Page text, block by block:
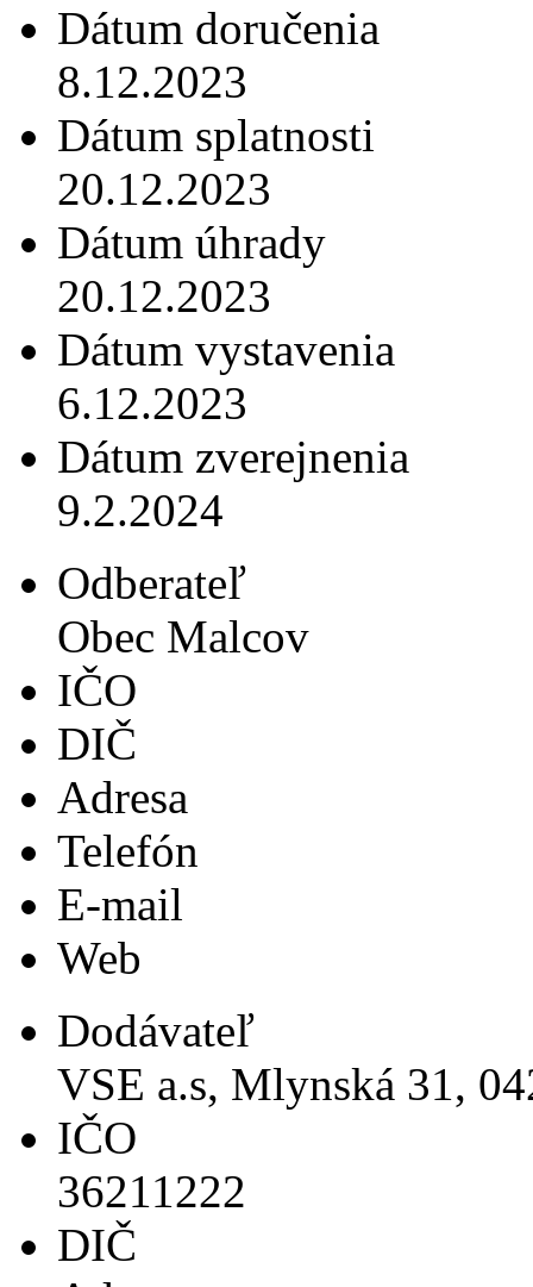
Dátum doručenia
8.12.2023
Dátum splatnosti
20.12.2023
Dátum úhrady
20.12.2023
Dátum vystavenia
6.12.2023
Dátum zverejnenia
9.2.2024
Odberateľ
Obec Malcov
IČO
DIČ
Adresa
Telefón
E-mail
Web
Dodávateľ
VSE a.s, Mlynská 31,
IČO
36211222
DIČ